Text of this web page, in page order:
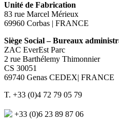
Unité de Fabrication
83 rue Marcel Mérieux
69960 Corbas | FRANCE
Siège Social – Bureaux
ZAC EverEst Parc
2 rue Barthélemy Thimonnier
CS 30051
69740 Genas CEDEX| FRANCE
T. +33 (0)4 72 79 05 79
+33 (0)6 23 89 87 06